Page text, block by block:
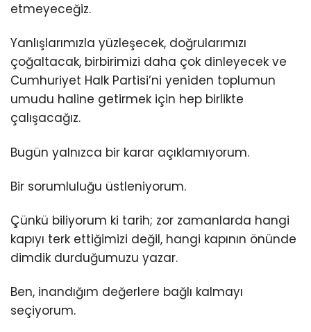
etmeyeceğiz.
Yanlışlarımızla yüzleşecek, doğrularımızı
çoğaltacak, birbirimizi daha çok dinleyecek ve
Cumhuriyet Halk Partisi’ni yeniden toplumun
umudu haline getirmek için hep birlikte
çalışacağız.
Bugün yalnızca bir karar açıklamıyorum.
Bir sorumluluğu üstleniyorum.
Çünkü biliyorum ki tarih; zor zamanlarda hangi
kapıyı terk ettiğimizi değil, hangi kapının önünde
dimdik durduğumuzu yazar.
Ben, inandığım değerlere bağlı kalmayı
seçiyorum.